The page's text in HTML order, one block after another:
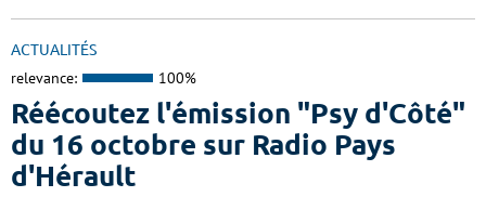
ACTUALITÉS
relevance: 100%
Réécoutez l'émission "Psy d'Côté"
du 16 octobre sur Radio Pays
d'Hérault